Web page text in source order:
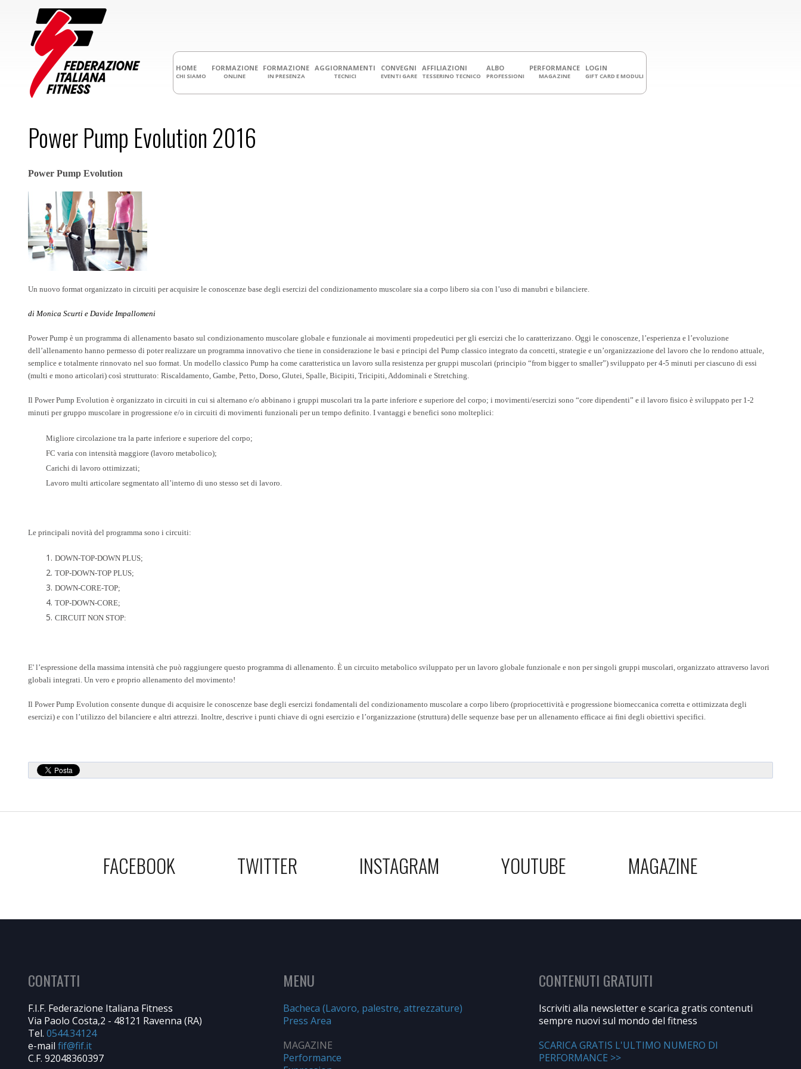
HOME
CHI SIAMO
FORMAZIONE
ONLINE
FORMAZIONE
IN PRESENZA
AGGIORNAMENTI
TECNICI
CONVEGNI
EVENTI GARE
AFFILIAZIONI
TESSERINO TECNICO
ALBO
PROFESSIONI
PERFORMANCE
MAGAZINE
LOGIN
GIFT CARD E MODULI
Power Pump Evolution 2016
Power Pump Evolution
Un nuovo format organizzato in circuiti per acquisire le conoscenze base degli esercizi del condizionamento muscolare sia a corpo libero sia con l’uso di manubri e bilanciere.
di Monica Scurti e Davide Impallomeni
Power Pump è un programma di allenamento basato sul condizionamento muscolare globale e funzionale ai movimenti propedeutici per gli esercizi che lo caratterizzano. Oggi le conoscenze, l’esperienza e l’evoluzione
dell’allenamento hanno permesso di poter realizzare un programma innovativo che tiene in considerazione le basi e principi del Pump classico integrato da concetti, strategie e un’organizzazione del lavoro che lo rendono attuale,
semplice e totalmente rinnovato nel suo format. Un modello classico Pump ha come caratteristica un lavoro sulla resistenza per gruppi muscolari (principio “from bigger to smaller”) sviluppato per 4-5 minuti per ciascuno di essi
(multi e mono articolari) così strutturato: Riscaldamento, Gambe, Petto, Dorso, Glutei, Spalle, Bicipiti, Tricipiti, Addominali e Stretching.
Il Power Pump Evolution è organizzato in circuiti in cui si alternano e/o abbinano i gruppi muscolari tra la parte inferiore e superiore del corpo; i movimenti/esercizi sono “core dipendenti” e il lavoro fisico è sviluppato per 1-2
minuti per gruppo muscolare in progressione e/o in circuiti di movimenti funzionali per un tempo definito. I vantaggi e benefici sono molteplici:
Migliore circolazione tra la parte inferiore e superiore del corpo;
FC varia con intensità maggiore (lavoro metabolico);
Carichi di lavoro ottimizzati;
Lavoro multi articolare segmentato all’interno di uno stesso set di lavoro.
Le principali novità del programma sono i circuiti:
DOWN-TOP-DOWN PLUS;
TOP-DOWN-TOP PLUS;
DOWN-CORE-TOP;
TOP-DOWN-CORE;
CIRCUIT NON STOP:
E' l’espressione della massima intensità che può raggiungere questo programma di allenamento. È un circuito metabolico sviluppato per un lavoro globale funzionale e non per singoli gruppi muscolari, organizzato attraverso lavori
globali integrati. Un vero e proprio allenamento del movimento!
Il Power Pump Evolution consente dunque di acquisire le conoscenze base degli esercizi fondamentali del condizionamento muscolare a corpo libero (propriocettività e progressione biomeccanica corretta e ottimizzata degli
esercizi) e con l’utilizzo del bilanciere e altri attrezzi. Inoltre, descrive i punti chiave di ogni esercizio e l’organizzazione (struttura) delle sequenze base per un allenamento efficace ai fini degli obiettivi specifici.
FACEBOOK TWITTER INSTAGRAM YOUTUBE MAGAZINE
CONTATTI
F.I.F. Federazione Italiana Fitness
Via Paolo Costa,2 - 48121 Ravenna (RA)
Tel. 0544.34124
e-mail
C.F. 92048360397
MENU
Bacheca (Lavoro, palestre, attrezzature)
Press Area
MAGAZINE
Performance
CONTENUTI GRATUITI
Iscriviti alla newsletter e scarica gratis contenuti
sempre nuovi sul mondo del fitness
SCARICA GRATIS L'ULTIMO NUMERO DI
PERFORMANCE >>